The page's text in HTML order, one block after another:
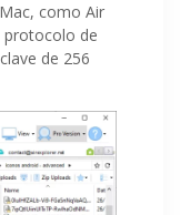
como Air
protocolo de
de 256